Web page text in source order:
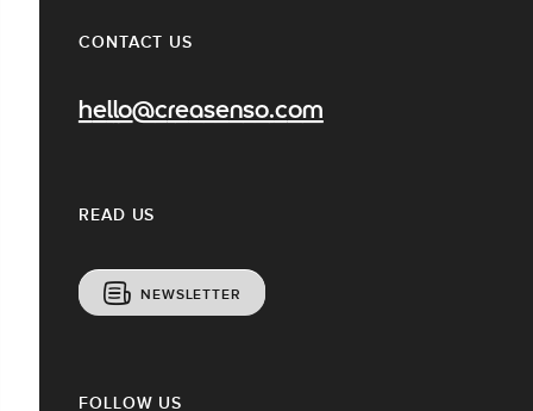
CONTACT US
hello@creasenso.com
READ US
NEWSLETTER
FOLLOW US